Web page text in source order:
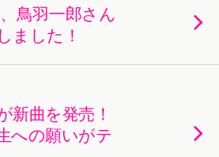
鳥羽一郎さん
ました！
新曲を発売！
への願いがテ